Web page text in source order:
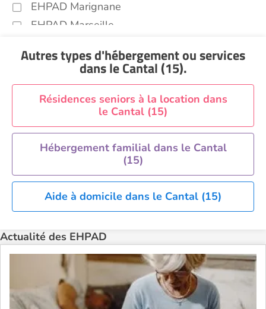
EHPAD Marignane
EHPAD Marseille
EHPAD Nantes
EHPAD Paris
EHPAD Royan
EHPAD Saint-Etienne
EHPAD Toulouse
EHPAD Tours
EHPAD Troyes
Recherche par ville
Autres types d'hébergement ou services
dans le Cantal (15).
Résidences seniors à la location dans
le Cantal (15)
Hébergement familial dans le Cantal
(15)
Aide à domicile dans le Cantal (15)
Actualité des EHPAD